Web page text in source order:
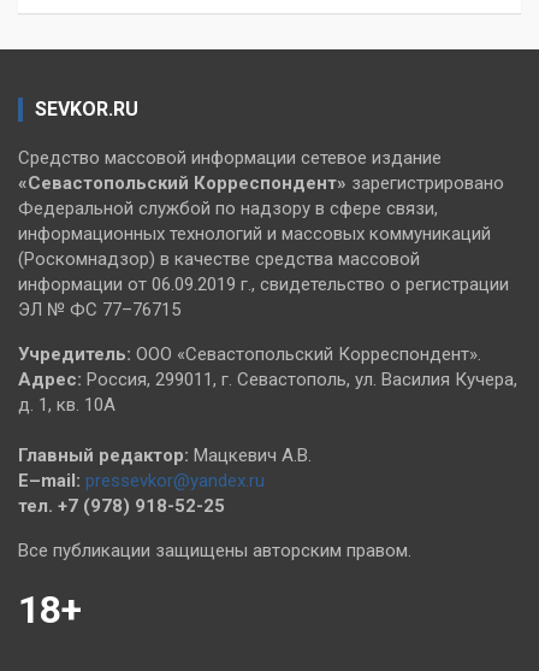
SEVKOR.RU
Средство массовой информации сетевое издание
«Севастопольский Корреспондент» зарегистрировано
Федеральной службой по надзору в сфере связи,
информационных технологий и массовых коммуникаций
(Роскомнадзор) в качестве средства массовой
информации от 06.09.2019 г., свидетельство о регистрации
ЭЛ № ФС 77–76715
Учредитель: ООО «Севастопольский Корреспондент».
Адрес: Россия, 299011, г. Севастополь, ул. Василия Кучера,
д. 1, кв. 10А
Главный редактор: Мацкевич А.В.
E–mail: pressevkor@yandex.ru
тел. +7 (978) 918-52-25
Все публикации защищены авторским правом.
18+